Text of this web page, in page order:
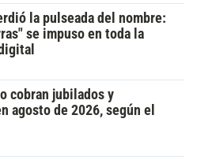
la pulseada del nombre:
se impuso en toda la
cobran jubilados y
agosto de 2026, según el